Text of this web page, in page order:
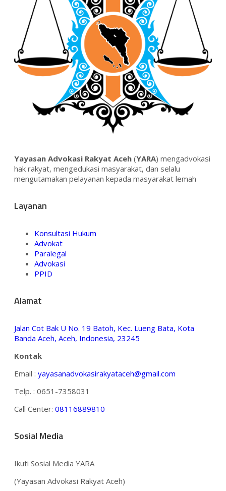
Yayasan Advokasi Rakyat Aceh (YARA) mengadvokasi
hak rakyat, mengedukasi masyarakat, dan selalu
mengutamakan pelayanan kepada masyarakat lemah
Layanan
Konsultasi Hukum
Advokat
Paralegal
Advokasi
PPID
Alamat
Jalan Cot Bak U No. 19 Batoh, Kec. Lueng Bata, Kota
Banda Aceh, Aceh, Indonesia, 23245
Kontak
Email : yayasanadvokasirakyataceh@gmail.com
Telp. : 0651-7358031
Call Center: 08116889810
Sosial Media
Ikuti Sosial Media YARA
(Yayasan Advokasi Rakyat Aceh)